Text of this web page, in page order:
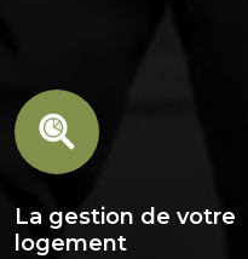
La gestion de votre
logement